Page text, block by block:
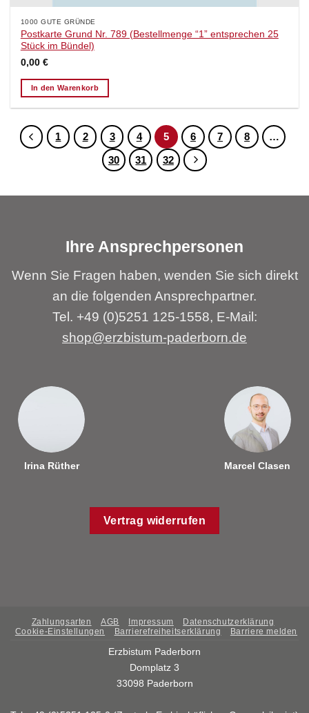
1000 GUTE GRÜNDE
Postkarte Grund Nr. 789 (Bestellmenge “1” entsprechen 25
Stück im Bündel)
0,00 €
In den Warenkorb
1 2 3 4 5 6 7 8
…
30
31 32
Ihre Ansprechpersonen
Wenn Sie Fragen haben, wenden Sie sich direkt
an die folgenden Ansprechpartner.
Tel. +49 (0)5251 125-1558, E-Mail:
shop@erzbistum-paderborn.de
Irina Rüther Marcel Clasen
Vertrag widerrufen
Zahlungsarten AGB Impressum
Datenschutzerklärung
Cookie-Einstellungen
Barrierefreiheitserklärung Barriere melden
Erzbistum Paderborn
Domplatz 3
33098 Paderborn